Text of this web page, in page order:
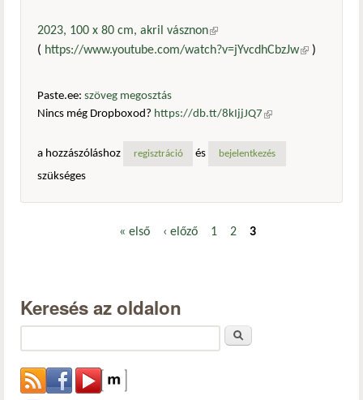
2023, 100 x 80 cm, akril vásznon(külső hivatkozás)
( https://www.youtube.com/watch?v=jYvcdhCbzJw(külső
)
Paste.ee: szöveg megosztás
Nincs még Dropboxod? https://db.tt/8kIjjJQ7 (külső
a hozzászóláshoz
regisztráció és bejelentkezés
szükséges
« első ‹ előző 1 2 3
Keresés az oldalon